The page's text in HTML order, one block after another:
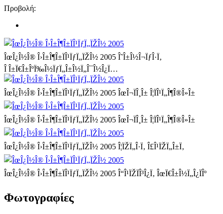
Προβολή:
ÎœÎ¿Î½Î® Î›Î±Î¶Î±ÏÎ¹ÏƒÏ„ÏŽÎ½ 2005 Î˜Î±Î½Î¬ÏƒÎ·Ï‚
Î Î±Ï€Î±ÎºÏ‰Î½ÏƒÏ„Î±Î½Ï„Î¯Î½Î¿Ï…
ÎœÎ¿Î½Î® Î›Î±Î¶Î±ÏÎ¹ÏƒÏ„ÏŽÎ½ 2005 ÎœÎ¬ÏÎ¸Î± Î¦ÏÎ¹Ï„Î¶Î®Î»Î±
ÎœÎ¿Î½Î® Î›Î±Î¶Î±ÏÎ¹ÏƒÏ„ÏŽÎ½ 2005 ÎœÎ¬ÏÎ¸Î± Î¦ÏÎ¹Ï„Î¶Î®Î»Î±
ÎœÎ¿Î½Î® Î›Î±Î¶Î±ÏÎ¹ÏƒÏ„ÏŽÎ½ 2005 Î¦ÏŽÏ„Î·Ï‚ Î£Î¹ÏŽÏ„Î±Ï‚
ÎœÎ¿Î½Î® Î›Î±Î¶Î±ÏÎ¹ÏƒÏ„ÏŽÎ½ 2005 Î“Î¹ÏŽÏÎ³Î¿Ï‚ ÎœÏ€Î±Î½Ï„Î¿ÏÎº
Φωτογραφίες